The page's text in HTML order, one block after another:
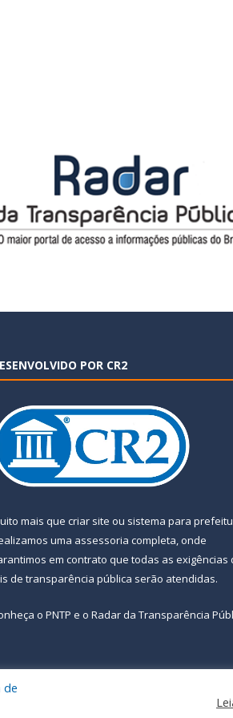
POR CR2
mais que criar site ou sistema para
uma assessoria completa, onde
em contrato que todas as exigências
de transparência pública serão atendidas.
o PNTP e o Radar da Transparência
Acessar
de